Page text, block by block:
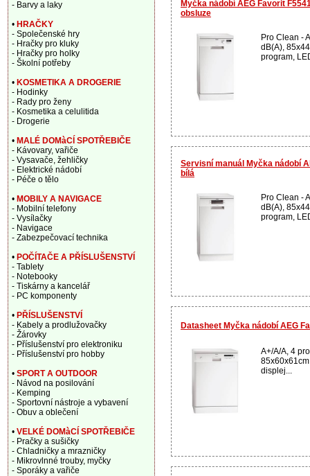
Myčka nádobí AEG Favorit
obsluze
Pro Clean -
dB(A),
program,
Servisní manuál Myčka nádobí
bílá
Pro Clean -
dB(A),
program,
Datasheet Myčka nádobí AEG
A+/A/A, 4
displej...
- Barvy a laky
• HRAČKY
- Společenské hry
- Hračky pro kluky
- Hračky pro holky
- Školní potřeby
• KOSMETIKA A DROGERIE
- Hodinky
- Rady pro ženy
- Kosmetika a celulitida
- Drogerie
• MALÉ DOMàCÍ SPOTŘEBIČE
- Kávovary, vařiče
- Vysavače, žehličky
- Elektrické nádobí
- Péče o tělo
• MOBILY A NAVIGACE
- Mobilní telefony
- Vysílačky
- Navigace
- Zabezpečovací technika
• POČÍTAČE A PŘÍSLUŠENSTVÍ
- Tablety
- Notebooky
- Tiskárny a kancelář
- PC komponenty
• PŘÍSLUŠENSTVÍ
- Kabely a prodlužovačky
- Žárovky
- Příslušenství pro elektroniku
- Příslušenství pro hobby
• SPORT A OUTDOOR
- Návod na posilování
- Kemping
- Sportovní nástroje a vybavení
- Obuv a oblečení
• VELKÉ DOMàCÍ SPOTŘEBIČE
- Pračky a sušičky
- Chladničky a mrazničky
- Mikrovlnné trouby, myčky
- Sporáky a vařiče